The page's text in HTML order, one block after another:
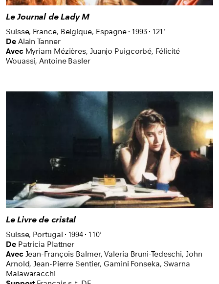
Le Journal de Lady M
Suisse, France, Belgique, Espagne 1993 121'
De Alain Tanner
Avec Myriam Mézières, Juanjo Puigcorbé, Félicité
Wouassi,Antoine Basler
Le Livre de cristal
Suisse, Portugal 1994 110'
De Patricia Plattner
Avec Jean-François Balmer,Valeria Bruni-Tedeschi, John
Arnold, Jean-Pierre Sentier, Gamini Fonseka, Swarna
Malawaracchi